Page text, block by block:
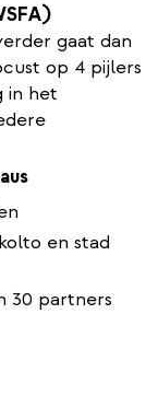
gaat dan
op 4 pijlers
in het
en stad
30 partners